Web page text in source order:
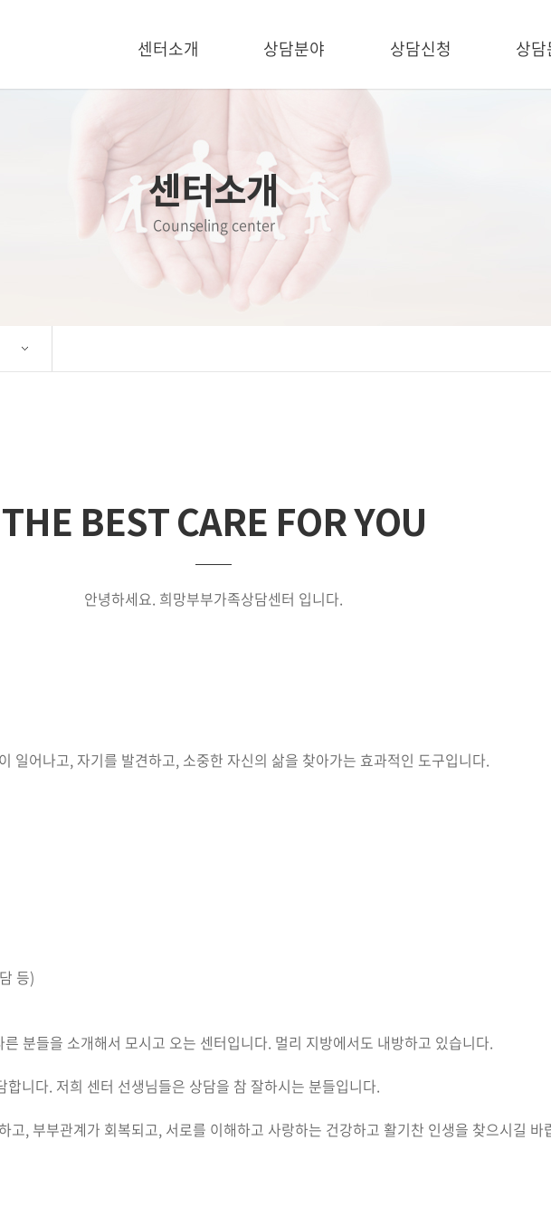
센터소개 상담분야 상담신청 상담
상담자소개-강동점
상담자소개-용인점
트라우마상담센터
수퍼바이저소개
오시는길
가족상담
아동청소년상담
목회자선교사상담
집단상담
센터소개
Counseling center
THE BEST CARE FOR YOU
안녕하세요. 희망부부가족상담센터 입니다.
일어나고, 자기를 발견하고, 소중한 자신의 삶을 찾아가는 효과적인 도구입니다.
등)
분들을 소개해서 모시고 오는 센터입니다. 멀리 지방에서도 내방하고 있습니다.
니다. 저희 센터 선생님들은 상담을 참 잘하시는 분들입니다.
고, 부부관계가 회복되고, 서로를 이해하고 사랑하는 건강하고 활기찬 인생을 찾으시길 바